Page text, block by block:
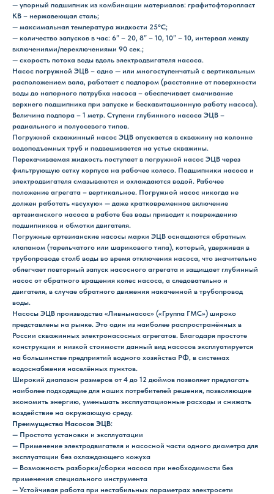
— упорный подшипник из комбинации материалов: графитофторопласт
КВ – нержавеющая сталь;
— максимальная температура жидкости 25°С;
— количество запусков в час: 6” – 20, 8” – 10, 10” – 10, интервал между
включениями/переключениями 90 сек.;
— скорость потока воды вдоль электродвигателя насоса.
Насос погружной ЭЦВ – одно — или многоступенчатый с вертикальным
расположением вала, работает с подпором (расстояние от поверхности
воды до напорного патрубка насоса – обеспечивает смачивание
верхнего подшипника при запуске и бескавитационную работу насоса).
Величина подпора – 1 метр. Ступени глубинного насоса ЭЦВ –
радиального и полуосевого типов.
Погружной скважинный насос ЭЦВ опускается в скважину на колонне
водоподъемных труб и подвешивается на устье скважины.
Перекачиваемая жидкость поступает в погружной насос ЭЦВ через
фильтрующую сетку корпуса на рабочее колесо. Подшипники насоса и
электродвигателя смазываются и охлаждаются водой. Рабочее
положение агрегата – вертикальное. Погружной насос никогда не
должен работать «всухую» — даже кратковременное включение
артезианского насоса в работе без воды приводит к повреждению
подшипников и обмотки двигателя.
Погружные артезианские насосы марки ЭЦВ оснащаются обратным
клапаном (тарельчатого или шарикового типа), который, удерживая в
трубопроводе столб воды во время отключения насоса, что значительно
облегчает повторный запуск насосного агрегата и защищает глубинный
насос от обратного вращения колес насоса, а следовательно и
двигателя, в случае обратного движения накаченной в трубопровод
воды.
Насосы ЭЦВ производства «Ливнынасос» («Группа ГМС») широко
представлены на рынке. Это один из наиболее распространённых в
России скважинных электронасосных агрегатов. Благодаря простоте
конструкции и низкой стоимости данный вид насосов эксплуатируется
на большинстве предприятий водного хозяйства РФ, в системах
водоснабжения населённых пунктов.
Широкий диапазон размеров от 4 до 12 дюймов позволяет предлагать
наиболее подходящие для наших потребителей решения, позволяющие
экономить энергию, уменьшать эксплуатационные расходы и снижать
воздействие на окружающую среду.
Преимущества Насосов ЭЦВ:
— Простота установки и эксплуатации
— Применение электродвигателя и насосной части одного диаметра для
эксплуатации без охлаждающего кожуха
— Возможность разборки/сборки насоса при необходимости без
применения специального инструмента
— Устойчивая работа при нестабильных параметрах электросети